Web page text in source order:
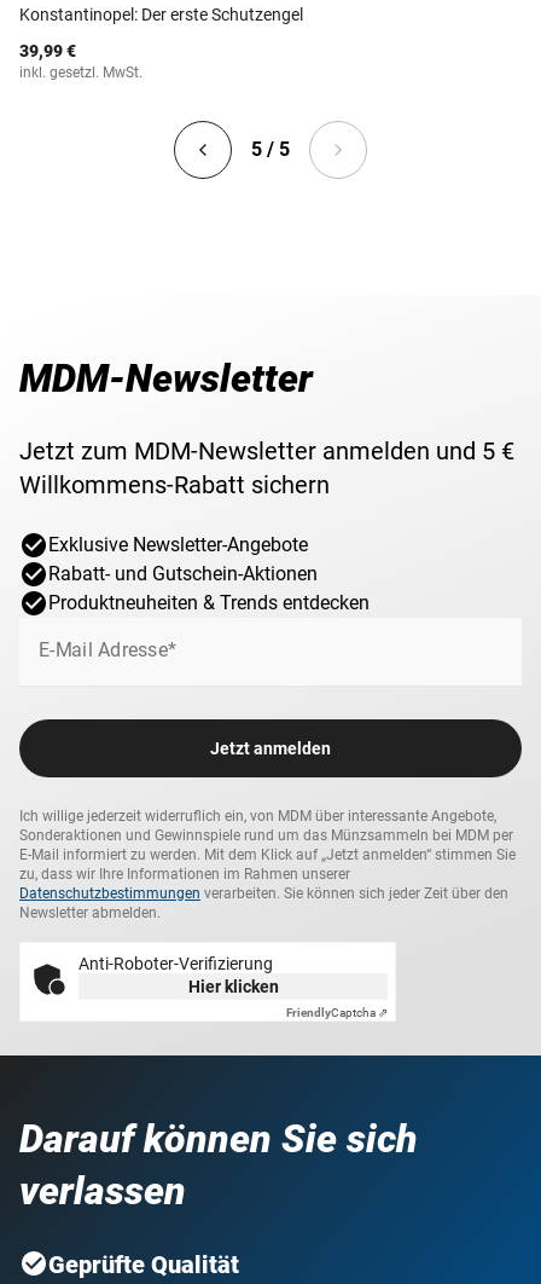
Konstantinopel: Der erste Schutzengel
39,99 €
inkl. gesetzl. MwSt.
5 / 5
MDM-Newsletter
Jetzt zum MDM-Newsletter anmelden und 5 €
Willkommens-Rabatt sichern
Exklusive Newsletter-Angebote
Rabatt- und Gutschein-Aktionen
Produktneuheiten & Trends entdecken
E-Mail Adresse*
Jetzt anmelden
Ich willige jederzeit widerruflich ein, von MDM über interessante Angebote,
Sonderaktionen und Gewinnspiele rund um das Münzsammeln bei MDM per
E-Mail informiert zu werden. Mit dem Klick auf „Jetzt anmelden“ stimmen Sie
zu, dass wir Ihre Informationen im Rahmen unserer
Datenschutzbestimmungen verarbeiten. Sie können sich jeder Zeit über den
Newsletter abmelden.
Anti-Roboter-Verifizierung
Hier klicken
FriendlyCaptcha ⇗
Darauf können Sie sich
verlassen
Geprüfte Qualität